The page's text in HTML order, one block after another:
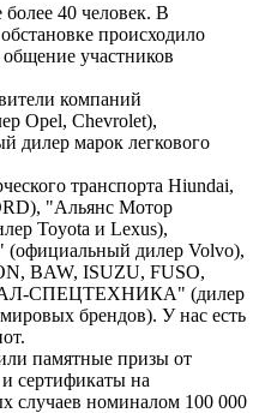
40 человек. В
происходило
участников
компаний
Opel, Chevrolet),
дилер марок легкового
транспорта Hiundai,
"Альянс Мотор
Toyota и Lexus),
дилер Volvo),
BAW, ISUZU, FUSO,
СПЕЦТЕХНИКА" (дилер
брендов). У нас есть
памятные призы от
сертификаты на
случаев номиналом 100 000